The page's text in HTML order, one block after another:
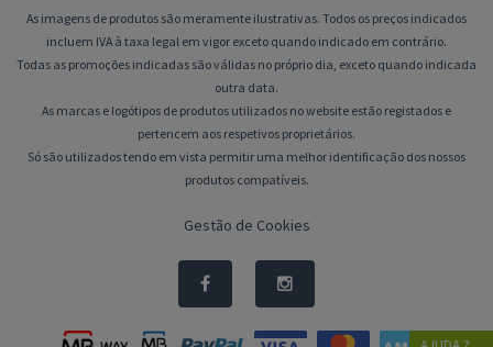
As imagens de produtos são meramente ilustrativas. Todos os preços indicados
incluem IVA à taxa legal em vigor exceto quando indicado em contrário.
Todas as promoções indicadas são válidas no próprio dia, exceto quando indicada
outra data.
As marcas e logótipos de produtos utilizados no website estão registados e
pertencem aos respetivos proprietários.
Só são utilizados tendo em vista permitir uma melhor identificação dos nossos
produtos compatíveis.
Gestão de Cookies